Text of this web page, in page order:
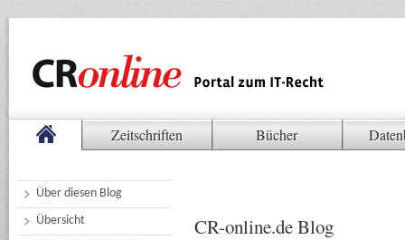
Zeitschriften Bücher
Über diesen Blog
Übersicht
CR-online.de Blog